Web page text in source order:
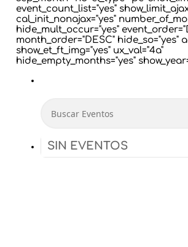
event_count_list="yes"
cal_init_nonajax="yes"
hide_mult_occur="yes"
month_order="DESC" hide_so="yes"
show_et_ft_img="yes" ux_val="4a"
hide_empty_months="yes"
SIN EVENTOS